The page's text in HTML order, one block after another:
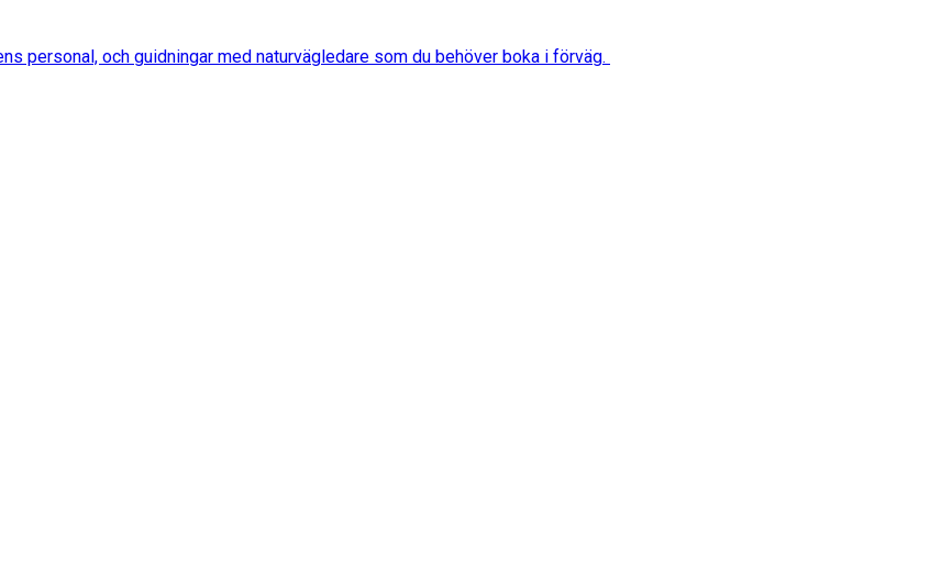
personal, och guidningar med naturvägledare som du behöver boka i förväg.